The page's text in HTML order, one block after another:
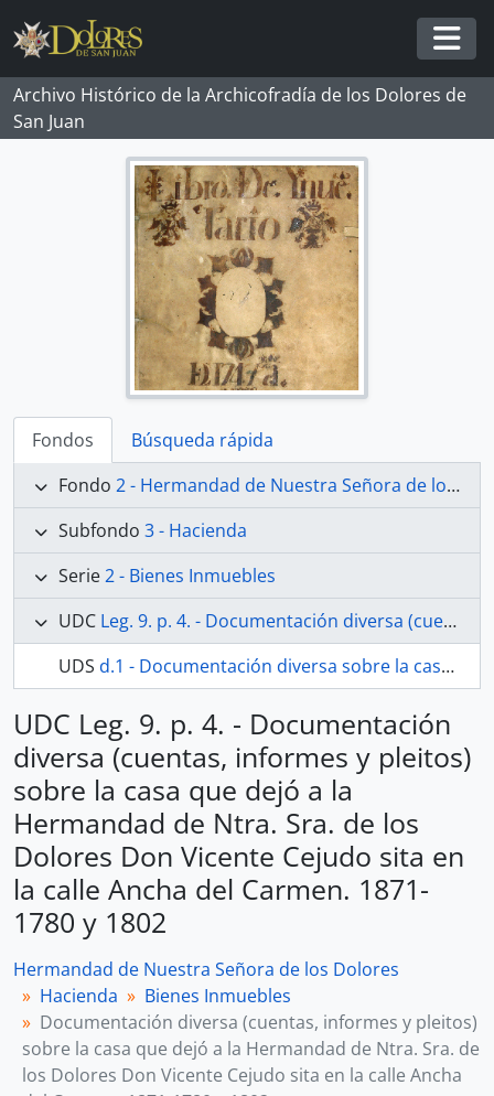
Skip to main content
Archivo Histórico de la Archicofradía de los Dolores de
San Juan
Fondos
Búsqueda rápida
Fondo 2 - Hermandad de Nuestra Señora de los Dolores
Subfondo 3 - Hacienda
Serie2 - Bienes Inmuebles
UDC Leg. 9. p. 4. - Documentación diversa (cuentas, informes y pleitos) sobre la casa que dejó a la Hermandad de Ntra. Sra. de los Dolores Don Vicente Cejudo sita en la calle Ancha del Carmen. 1871-1780 y 1802
UDS d.1 - Documentación diversa sobre la casa que dejó a la Hermandad de los Dolores Don Vicente Cejudo
UDC Leg. 9. p. 4. - Documentación
diversa (cuentas, informes y pleitos)
sobre la casa que dejó a la
Hermandad de Ntra. Sra. de los
Dolores Don Vicente Cejudo sita en
la calle Ancha del Carmen. 1871-
1780 y 1802
Hermandad de Nuestra Señora de los Dolores
Hacienda
Bienes Inmuebles
Documentación diversa (cuentas, informes y pleitos)
sobre la casa que dejó a la Hermandad de Ntra. Sra. de
los Dolores Don Vicente Cejudo sita en la calle Ancha